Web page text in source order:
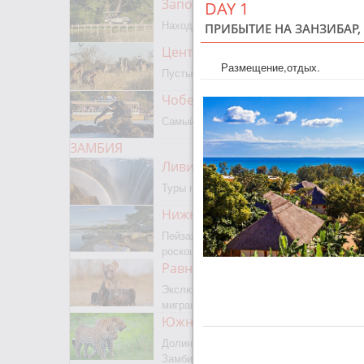
Заповедник Мореми
Находится на границе с Окаванго
Центральный Калахари
Пустыня, сафари, бушмены
Чобе парк
Самый известный парк Ботсваны
ЗАМБИЯ
Ливингстон
Туры на водопад Виктория
Нижняя Замбези
Пейзажное сафари, каноэ,
роскошная рыбалка
Равнины Люва
Экслюзивный парк с сезонной
миграцией животных и птиц
Южная Луангва
Долина Лепардов, главный парк
Замбии
DAY 1
ПРИБЫТИЕ НА
Размещение,отдых.